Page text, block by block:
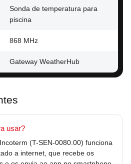
Sonda de temperatura para
piscina
868 MHz
Gateway WeatherHub
usar?
(T-SEN-0080.00) funciona
a internet, que recebe os